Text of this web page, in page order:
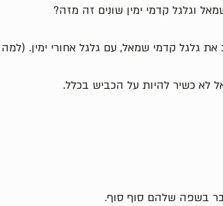
וגלגל קדמי ימין שונים זה מזה?
גלגל קדמי שמאל, עם גלגל אחורי ימין.
לא כשיר להיות על הכביש בכלל.
בשפה שלהם סוף סוף.